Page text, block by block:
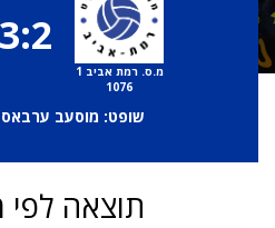
מ.ס. רמת אביב 1
1076
3:2
שופט: מוסעב
תוצאה לפי